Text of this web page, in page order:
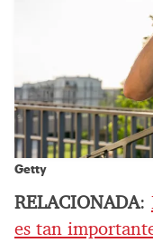
Getty
RELACIONADA:
es tan